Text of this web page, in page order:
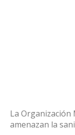
La Organización
amenazan la